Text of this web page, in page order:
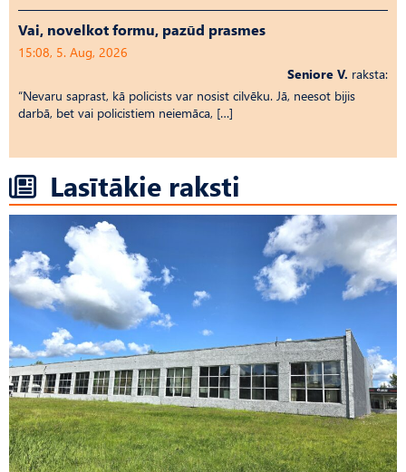
Vai, novelkot formu, pazūd prasmes
15:08, 5. Aug, 2026
Seniore V. raksta:
“Nevaru saprast, kā policists var nosist cilvēku. Jā, neesot bijis
darbā, bet vai policistiem neiemāca, […]
Lasītākie raksti